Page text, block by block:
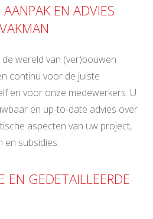
EN ADVIES
wereld van (ver)bouwen
continu voor de juiste
en voor onze medewerkers. U
en up-to-date advies over
aspecten van uw project,
en subsidies.
EN GEDETAILLEERDE